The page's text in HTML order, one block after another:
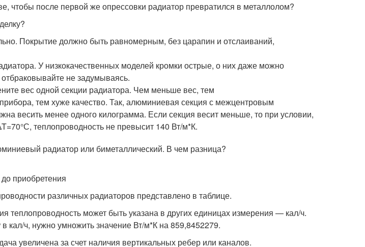
чтобы после первой же опрессовки радиатор превратился в металлолом?
Покрытие должно быть равномерным, без царапин и отслаиваний,
У низкокачественных моделей кромки острые, о них даже можно
не задумываясь.
вес одной секции радиатора. Чем меньше вес, тем
тем хуже качество. Так, алюминиевая секция с межцентровым
весить менее одного килограмма. Если секция весит меньше, то при условии,
теплопроводность не превысит 140 Вт/м*К.
приобретения
различных радиаторов представлено в таблице.
теплопроводность может быть указана в других единицах измерения — кал/ч.
кал/ч, нужно умножить значение Вт/м*К на 859,8452279.
увеличена за счет наличия вертикальных ребер или каналов.